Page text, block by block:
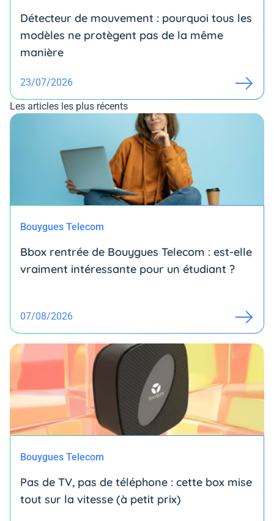
Détecteur de mouvement : pourquoi tous les
modèles ne protègent pas de la même
manière
23/07/2026
Les articles les plus récents
Bouygues Telecom
Bbox rentrée de Bouygues Telecom : est-elle
vraiment intéressante pour un étudiant ?
07/08/2026
Bouygues Telecom
Pas de TV, pas de téléphone : cette box mise
tout sur la vitesse (à petit prix)